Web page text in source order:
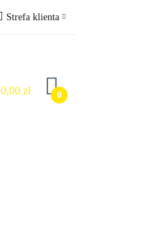
Strefa klienta
Zarejestruj się
Dodaj zgłoszenie
0,00 zł 0